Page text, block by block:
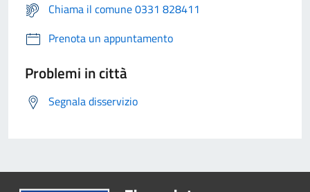
Chiama il comune 0331 828411
Prenota un appuntamento
Problemi in città
Segnala disservizio